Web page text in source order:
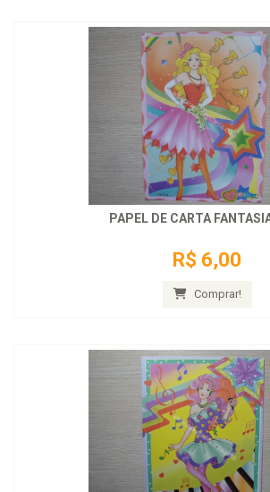
PAPEL DE CARTA
R$ 6,00
Comprar!